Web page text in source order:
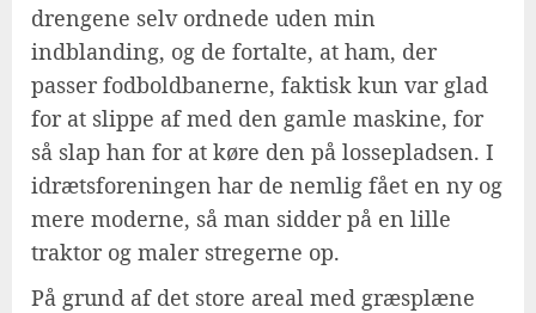
drengene selv ordnede uden min
indblanding, og de fortalte, at ham, der
passer fodboldbanerne, faktisk kun var glad
for at slippe af med den gamle maskine, for
så slap han for at køre den på lossepladsen. I
idrætsforeningen har de nemlig fået en ny og
mere moderne, så man sidder på en lille
traktor og maler stregerne op.
På grund af det store areal med græsplæne